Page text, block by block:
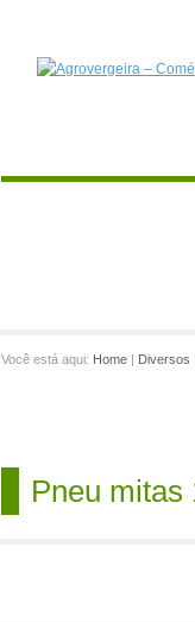
Você está aqui: Home | Diversos
Pneu mitas